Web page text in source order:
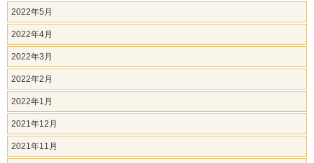
2022年5月
2022年4月
2022年3月
2022年2月
2022年1月
2021年12月
2021年11月